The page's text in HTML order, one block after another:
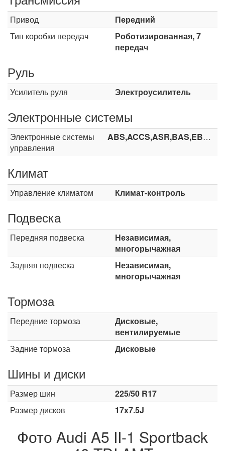
Привод
Передний
Тип коробки передач
Роботизированная, 7
передач
Руль
Усилитель руля Электроусилитель
Электронные системы
Электронные системы
управления
ABS,ACCS,ASR,BAS,EBA,ESP,TCS
Климат
Управление климатом Климат-контроль
Подвеска
Передняя подвеска
Независимая,
многорычажная
Задняя подвеска
Независимая,
многорычажная
Тормоза
Передние тормоза
Дисковые,
вентилируемые
Задние тормоза
Дисковые
Шины и диски
Размер шин
225/50 R17
Размер дисков
17x7.5J
Фото Audi A5 II-1 Sportback